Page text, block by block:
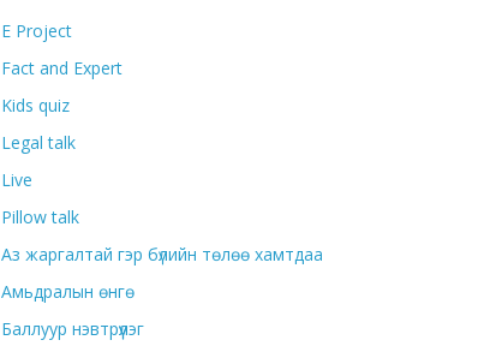
E Project
Fact and Expert
Kids quiz
Legal talk
Live
Pillow talk
Аз жаргалтай гэр бүлийн төлөө хамтдаа
Амьдралын өнгө
Баллуур нэвтрүүлэг